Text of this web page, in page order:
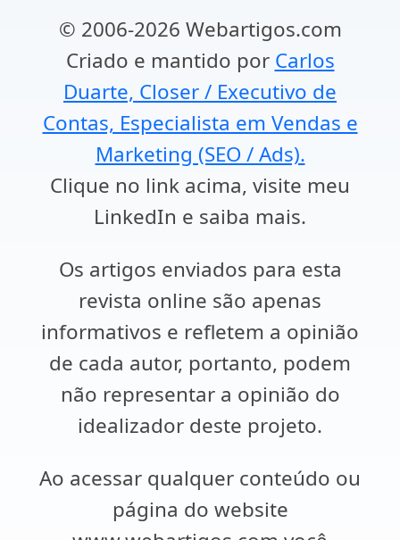
© 2006-2026 Webartigos.com
Criado e mantido por Carlos
Duarte, Closer / Executivo de
Contas, Especialista em Vendas e
Marketing (SEO / Ads).
Clique no link acima, visite meu
LinkedIn e saiba mais.
Os artigos enviados para esta
revista online são apenas
informativos e refletem a opinião
de cada autor, portanto, podem
não representar a opinião do
idealizador deste projeto.
Ao acessar qualquer conteúdo ou
página do website